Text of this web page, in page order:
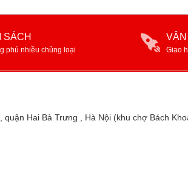
SÁCH
phú nhiều chủng loại Giao
Hai Bà Trưng , Hà Nội (khu chợ Bách